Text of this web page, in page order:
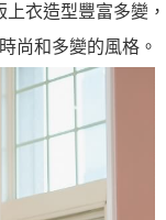
衣造型豐富多變，
尚和多變的風格。